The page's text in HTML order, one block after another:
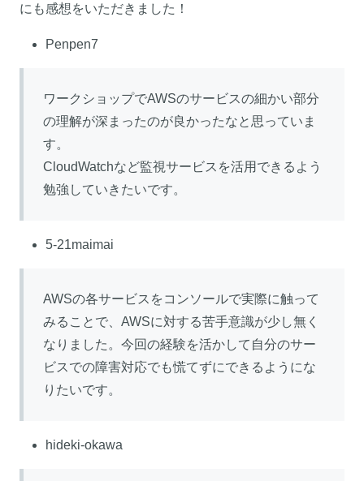
にも感想をいただきました！
Penpen7
ワークショップでAWSのサービスの細かい部分
の理解が深まったのが良かったなと思っていま
す。
CloudWatchなど監視サービスを活用できるよう
勉強していきたいです。
5-21maimai
AWSの各サービスをコンソールで実際に触って
みることで、AWSに対する苦手意識が少し無く
なりました。今回の経験を活かして自分のサー
ビスでの障害対応でも慌てずにできるようにな
りたいです。
hideki-okawa